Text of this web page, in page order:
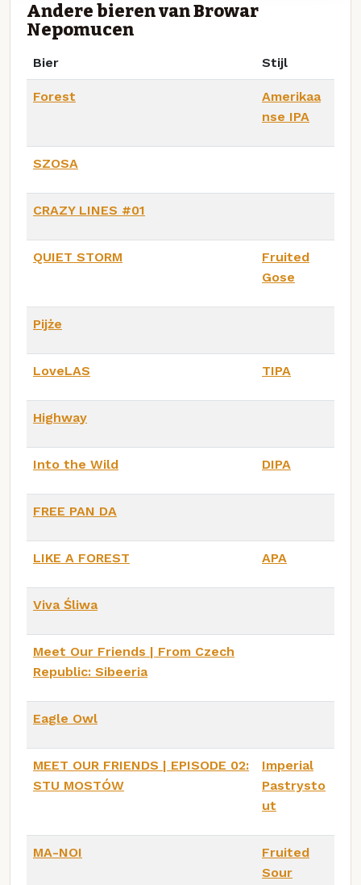
Andere bieren van Browar
Nepomucen
Bier Stijl
Forest
Amerikaa
nse IPA
SZOSA
CRAZY LINES #01
QUIET STORM
Fruited
Gose
Pijże
LoveLAS TIPA
Highway
Into the Wild DIPA
FREE PAN DA
LIKE A FOREST APA
Viva Śliwa
Meet Our Friends | From Czech
Republic: Sibeeria
Eagle Owl
MEET OUR FRIENDS | EPISODE 02:
STU MOSTÓW
Imperial
Pastrysto
ut
MA-NOI
Fruited
Sour